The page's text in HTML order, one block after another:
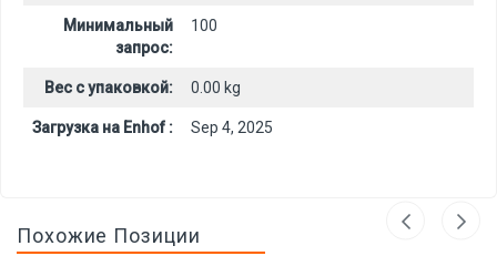
Минимальный
запрос:
100
Вес с упаковкой: 0.00 kg
Загрузка на Enhof : Sep 4, 2025
Похожие Позиции